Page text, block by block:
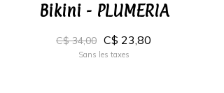
Bikini - PLUMERIA
C$ 34,00 C$ 23,80
Sans les taxes